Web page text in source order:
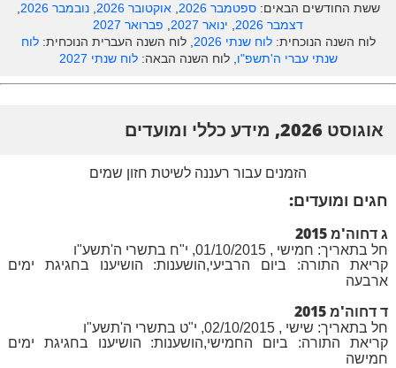
ששת החודשים הבאים:ספטמבר 2026 ,אוקטובר 2026 ,נובמבר 2026
,
דצמבר 2026
, ינואר 2027 , פברואר 2027
לוח השנה הנוכחית:לוח שנתי 2026 , לוח השנה העברית הנוכחית:לוח
שנתי עברי ה'תשפ"ו, לוח השנה הבאה:לוח שנתי 2027
אוגוסט 2026, מידע כללי ומועדים
הזמנים עבור רעננה לשיטת חזון שמים
חגים ומועדים:
ג דחוה'מ 2015
חל בתאריך: חמישי , 01/10/2015, י"ח בתשרי ה'תשע"ו
קריאת התורה: ביום הרביעי,הושענות: הושיענו בחגיגת ימים
ארבעה
ד דחוה'מ 2015
חל בתאריך: שישי , 02/10/2015, י"ט בתשרי ה'תשע"ו
קריאת התורה: ביום החמישי,הושענות: הושיענו בחגיגת ימים
חמישה